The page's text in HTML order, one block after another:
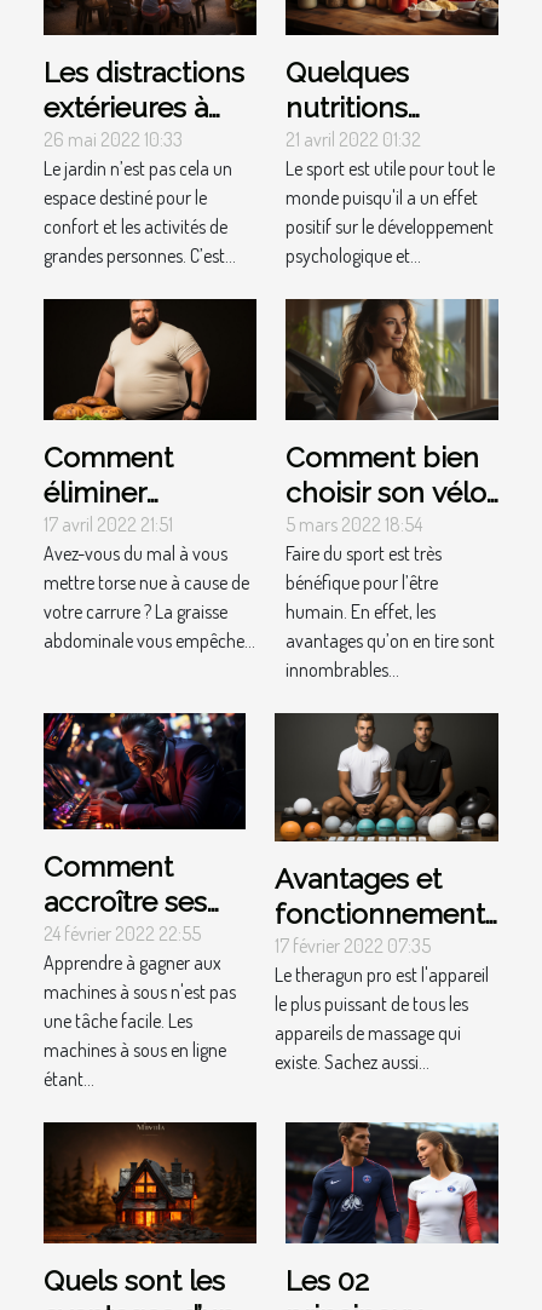
Les distractions
extérieures à
installer dans le
jardin pour vos
enfants
26 mai 2022 10:33
Le jardin n’est pas cela un
espace destiné pour le
confort et les activités de
grandes personnes. C’est...
Quelques
nutritions
sportives que
vous devez
adopter
21 avril 2022 01:32
Le sport est utile pour tout le
monde puisqu'il a un effet
positif sur le développement
psychologique et...
Comment
éliminer
facilement la
graisse
abdominale
17 avril 2022 21:51
Avez-vous du mal à vous
mettre torse nue à cause de
votre carrure ? La graisse
abdominale vous empêche...
Comment bien
choisir son vélo
elliptique ?
5 mars 2022 18:54
Faire du sport est très
bénéfique pour l’être
humain. En effet, les
avantages qu’on en tire sont
innombrables...
Comment
accroître ses
chances de
gagner aux
jeux de
machines à
sous ?
24 février 2022 22:55
Apprendre à gagner aux
machines à sous n'est pas
une tâche facile. Les
machines à sous en ligne
étant...
Avantages et
fonctionnements
du theragun pro
17 février 2022 07:35
Le theragun pro est l'appareil
le plus puissant de tous les
appareils de massage qui
existe. Sachez aussi...
Quels sont les
Les 02